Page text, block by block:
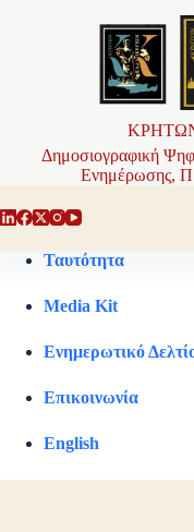
Δημοσιογραφική
Ενημέρωσης,
Ταυτότητα
Media Kit
Ενημερωτικό
Επικοινωνία
English